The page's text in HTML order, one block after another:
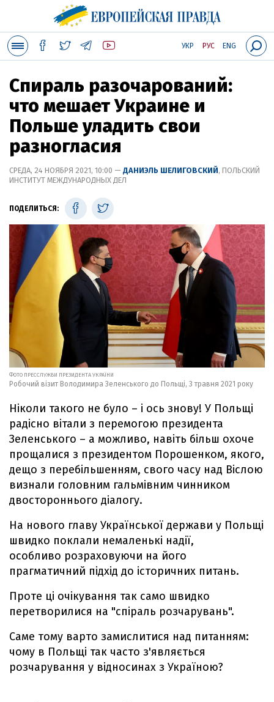
УКР РУС ENG
Спираль разочарований:
что мешает Украине и
Польше уладить свои
разногласия
СРЕДА, 24 НОЯБРЯ 2021, 10:00 — ДАНИЭЛЬ ШЕЛИГОВСКИЙ, ПОЛЬСКИЙ
ИНСТИТУТ МЕЖДУНАРОДНЫХ ДЕЛ
ПОДЕЛИТЬСЯ:
ФОТО ПРЕССЛУЖБИ ПРЕЗИДЕНТА УКРАЇНИ
Робочий візит Володимира Зеленського до Польщі, 3 травня 2021 року
Ніколи такого не було – і ось знову! У Польщі
радісно вітали з перемогою президента
Зеленського – а можливо, навіть більш охоче
прощалися з президентом Порошенком, якого,
дещо з перебільшенням, свого часу над Віслою
визнали головним гальмівним чинником
двостороннього діалогу.
На нового главу Української держави у Польщі
швидко поклали немаленькі надії,
особливо розраховуючи на його
прагматичний підхід до історичних питань.
Проте ці очікування так само швидко
перетворилися на "спіраль розчарувань".
Саме тому варто замислитися над питанням:
чому в Польщі так часто з'являється
розчарування у відносинах з Україною?